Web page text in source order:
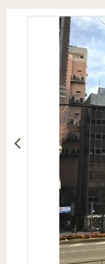
資
用
物
件
を
探
す
購入向け
サービス
取り
金額
試算
売却向け
サービス
暮らしの
税金の本
（電子ブ
会社案内
（電子ブ
ック版）